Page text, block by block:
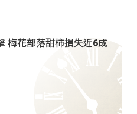
梅花部落甜柿損失近6成